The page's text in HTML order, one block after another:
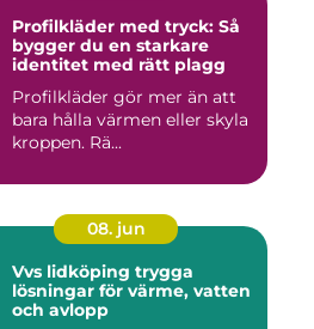
Profilkläder med tryck: Så
bygger du en starkare
identitet med rätt plagg
Profilkläder gör mer än att
bara hålla värmen eller skyla
kroppen. Rä...
08. jun
Vvs lidköping trygga
lösningar för värme, vatten
och avlopp